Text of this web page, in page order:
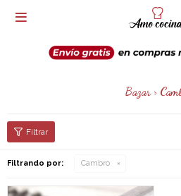

Bazar >
Filtrando por: Cambro